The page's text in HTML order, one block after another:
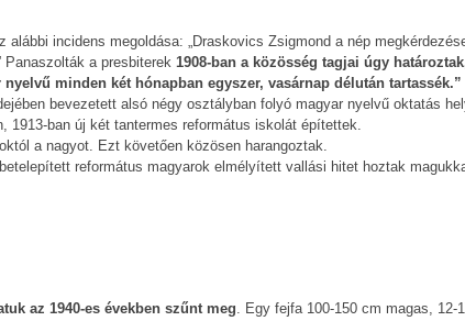
incidens megoldása: „Draskovics Zsigmond a nép
a presbiterek 1908-ban a közösség tagjai úgy
minden két hónapban egyszer, vasárnap délután tartassék.”
bevezetett alsó négy osztályban folyó magyar nyelvű oktatás
1913-ban új két tantermes református iskolát építettek.
a nagyot. Ezt követően közösen harangoztak.
református magyarok elmélyített vallási hitet hoztak
az 1940-es években szűnt meg. Egy fejfa 100-150 cm magas,